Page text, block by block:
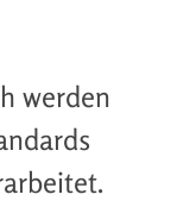
werden